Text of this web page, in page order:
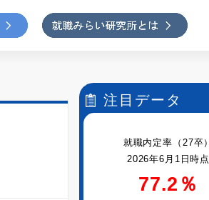
注目データ
就職内定率（27卒）
2026年6月1日時点
77.2％